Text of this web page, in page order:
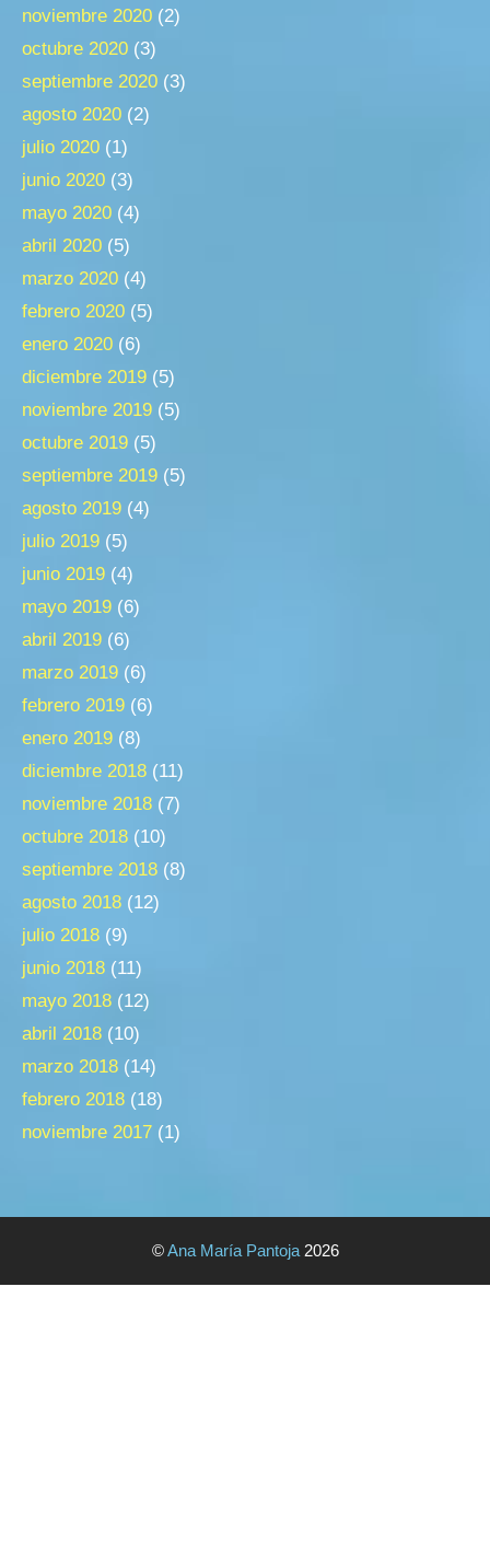
noviembre 2020 (2)
octubre 2020 (3)
septiembre 2020 (3)
agosto 2020 (2)
julio 2020 (1)
junio 2020 (3)
mayo 2020 (4)
abril 2020 (5)
marzo 2020 (4)
febrero 2020 (5)
enero 2020 (6)
diciembre 2019 (5)
noviembre 2019 (5)
octubre 2019 (5)
septiembre 2019 (5)
agosto 2019 (4)
julio 2019 (5)
junio 2019 (4)
mayo 2019 (6)
abril 2019 (6)
marzo 2019 (6)
febrero 2019 (6)
enero 2019 (8)
diciembre 2018 (11)
noviembre 2018 (7)
octubre 2018 (10)
septiembre 2018 (8)
agosto 2018 (12)
julio 2018 (9)
junio 2018 (11)
mayo 2018 (12)
abril 2018 (10)
marzo 2018 (14)
febrero 2018 (18)
noviembre 2017 (1)
©Ana María Pantoja2026